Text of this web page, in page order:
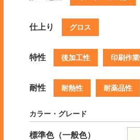
仕上り グロス
特性 後加工性 印刷作
耐性 耐熱性 耐薬品性
カラー・グレード
標準色（一般色）